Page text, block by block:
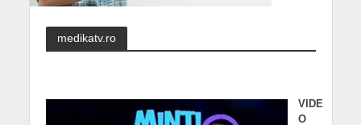
medikatv.ro
VIDE
O